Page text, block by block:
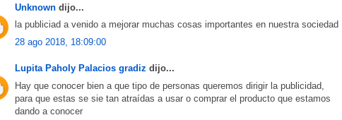
Unknown dijo...
la publiciad a venido a mejorar muchas cosas importantes en nuestra sociedad
28 ago 2018, 18:09:00
Lupita Paholy Palacios gradiz dijo...
Hay que conocer bien a que tipo de personas queremos dirigir la publicidad,
para que estas se sie tan atraídas a usar o comprar el producto que estamos
dando a conocer